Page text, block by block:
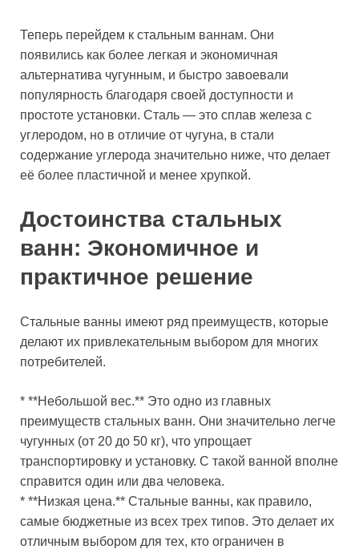
Теперь перейдем к стальным ваннам. Они
появились как более легкая и экономичная
альтернатива чугунным, и быстро завоевали
популярность благодаря своей доступности и
простоте установки. Сталь — это сплав железа с
углеродом, но в отличие от чугуна, в стали
содержание углерода значительно ниже, что делает
её более пластичной и менее хрупкой.
Достоинства стальных
ванн: Экономичное и
практичное решение
Стальные ванны имеют ряд преимуществ, которые
делают их привлекательным выбором для многих
потребителей.
* **Небольшой вес.** Это одно из главных
преимуществ стальных ванн. Они значительно легче
чугунных (от 20 до 50 кг), что упрощает
транспортировку и установку. С такой ванной вполне
справится один или два человека.
* **Низкая цена.** Стальные ванны, как правило,
самые бюджетные из всех трех типов. Это делает их
отличным выбором для тех, кто ограничен в